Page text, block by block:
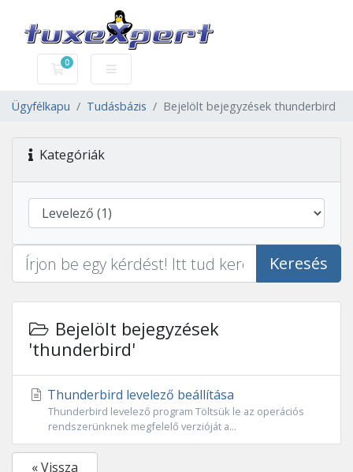
0
Bevásárlókosár
Ügyfélkapu Tudásbázis Bejelölt bejegyzések thunderbird
Kategóriák
Keresés
Bejelölt bejegyzések
'thunderbird'
Thunderbird levelező beállítása
Thunderbird levelező program Töltsük le az operációs
rendszerünknek megfelelő verzióját a...
« Vissza